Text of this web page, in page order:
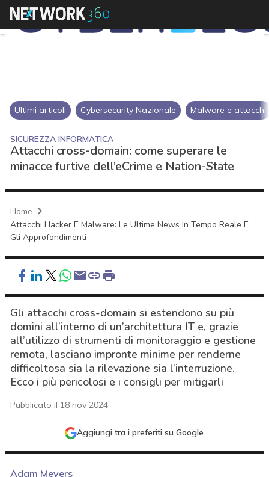
Ultimi articoli Cybersecurity Nazionale Malware e attacchi
SICUREZZA INFORMATICA
Attacchi cross-domain: come superare le
minacce furtive dell’eCrime e Nation-State
Home
Attacchi Hacker E Malware: Le Ultime News In Tempo Reale E
Gli Approfondimenti
Gli attacchi cross-domain si estendono su più
domini all’interno di un’architettura IT e, grazie
all’utilizzo di strumenti di monitoraggio e gestione
remota, lasciano impronte minime per renderne
difficoltosa sia la rilevazione sia l’interruzione.
Ecco i più pericolosi e i consigli per mitigarli
Pubblicato il 18 nov 2024
Aggiungi tra i preferiti su Google
Adam Meyers